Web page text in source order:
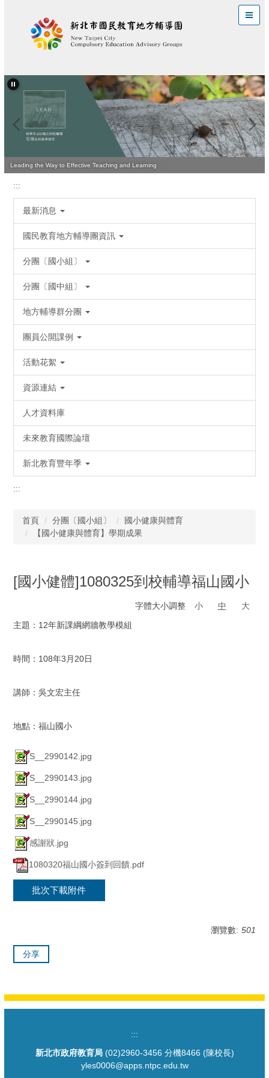
區
Leading the Way to Effective Teaching and Learning
:::
最新消息
國民教育地方輔導團資訊
分團〔國小組〕
分團〔國中組〕
地方輔導群分團
團員公開課例
活動花絮
資源連結
人才資料庫
未來教育國際論壇
新北教育豐年季
:::
首頁 分團〔國小組〕
國小健康與體育
【國小健康與體育】學期成果
[國小健體]1080325到校輔導福山國小
字體大小調整 小 中
大
主題：12年新課綱網牆教學模組
時間：108年3月20日
講師：吳文宏主任
地點：福山國小
S__2990142.jpg
S__2990143.jpg
S__2990144.jpg
S__2990145.jpg
感謝狀.jpg
1080320福山國小簽到回饋.pdf
批次下載附件
瀏覽數: 501
分享
:::
新北市政府教育局(02)2960-3456 分機8466 (陳校長)
yles0006@apps.ntpc.edu.tw